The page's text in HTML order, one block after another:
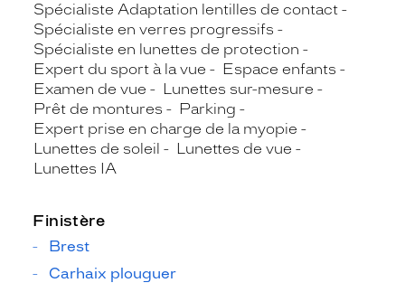
Spécialiste Adaptation lentilles de contact
Spécialiste en verres progressifs
Spécialiste en lunettes de protection
Expert du sport à la vue
Espace enfants
Examen de vue
Lunettes sur-mesure
Prêt de montures
Parking
Expert prise en charge de la myopie
Lunettes de soleil
Lunettes de vue
Lunettes IA
Finistère
Brest
Carhaix plouguer